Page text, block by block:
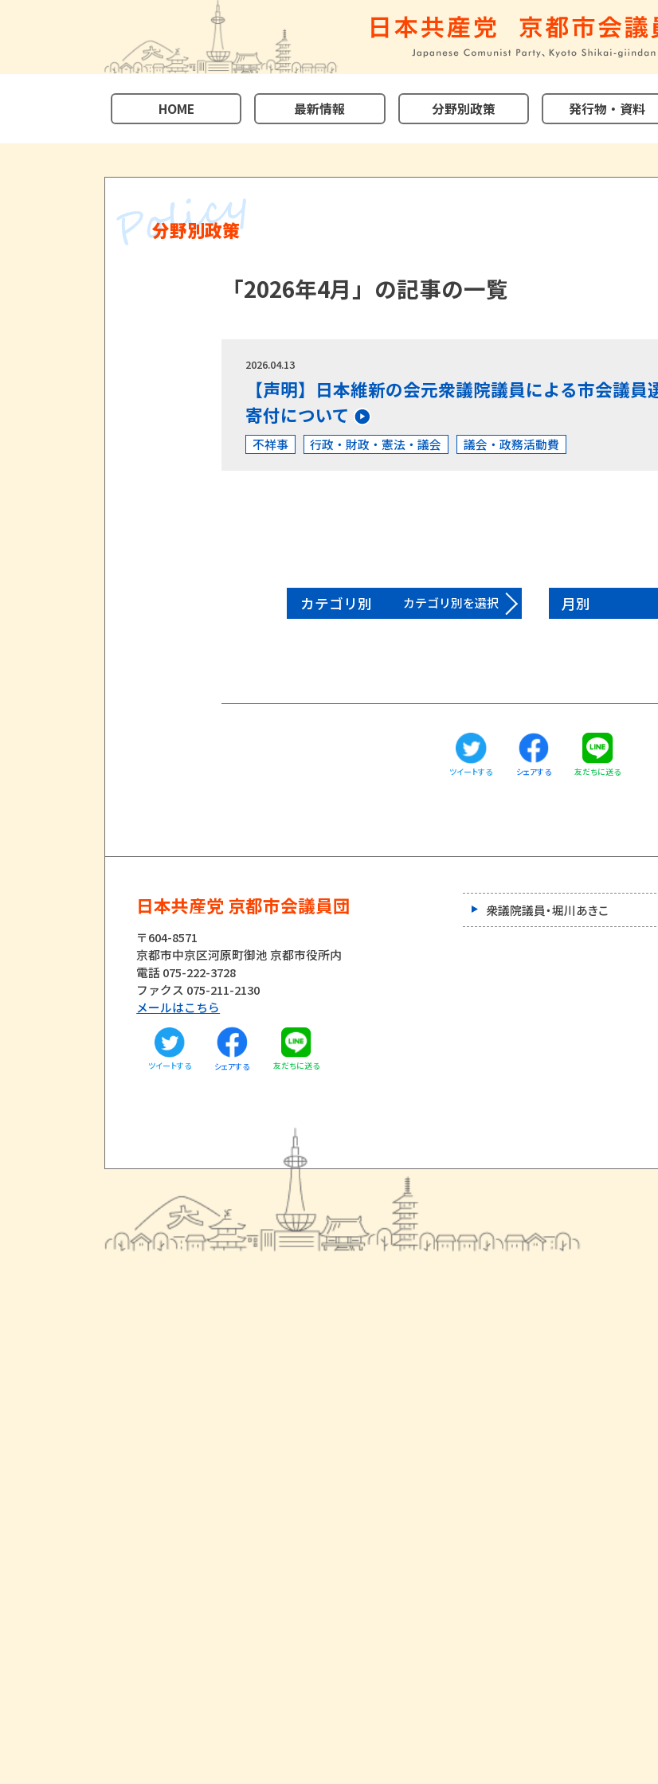
HOME 最新情報 分野別政策 発行物・資料
分野別政策
「2026年4月」の記事の一覧
2026.04.13
【声明】日本維新の会元衆議院議員による市会議
寄付について
不祥事 行政・財政・憲法・議会 議会・政務活動費
カテゴリ別 カテゴリ別を選択 月別
ツイートする シェアする 友だちに送る
日本共産党 京都市会議員団
〒604-8571
京都市中京区河原町御池 京都市役所内
電話 075-222-3728
ファクス 075-211-2130
メールはこちら
ツイートする シェアする 友だちに送る
衆議院議員・堀川あきこ